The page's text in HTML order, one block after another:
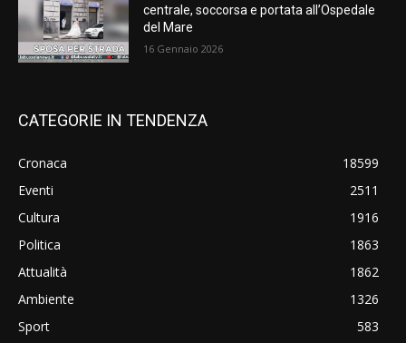
centrale, soccorsa e portata all’Ospedale
del Mare
16 Gennaio 2026
CATEGORIE IN TENDENZA
Cronaca
18599
Eventi
2511
Cultura
1916
Politica
1863
Attualità
1862
Ambiente
1326
Sport
583